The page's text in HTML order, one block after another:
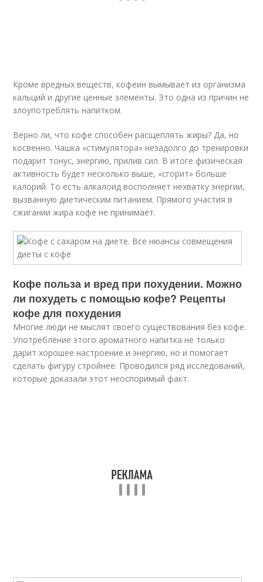
Кроме вредных веществ, кофеин вымывает из организма
кальций и другие ценные элементы. Это одна из причин не
злоупотреблять напитком.
Верно ли, что кофе способен расщеплять жиры? Да, но
косвенно. Чашка «стимулятора» незадолго до тренировки
подарит тонус, энергию, прилив сил. В итоге физическая
активность будет несколько выше, «сгорит» больше
калорий. То есть алкалоид восполняет нехватку энергии,
вызванную диетическим питанием. Прямого участия в
сжигании жира кофе не принимает.
Кофе польза и вред при похудении. Можно
ли похудеть с помощью кофе? Рецепты
кофе для похудения
Многие люди не мыслят своего существования без кофе.
Употребление этого ароматного напитка не только
дарит хорошее настроение и энергию, но и помогает
сделать фигуру стройнее. Проводился ряд исследований,
которые доказали этот неоспоримый факт.